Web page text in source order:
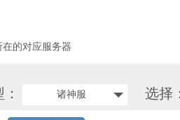
的对应服务器
诸神服 选择